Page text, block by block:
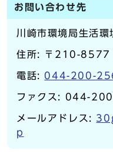
お問い合わせ先
川崎市環境局生活環
住所: 〒210-8577
電話: 044-200-
ファクス: 044-
メールアドレス:
p